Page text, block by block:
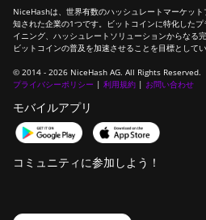
NiceHashは、世界有数のハッシュレートマーケッ
知された企業の1つです。ビットコインに特化した
イニング、ハッシュレートソリューションからなる
ビットコインの普及を加速させることを目標としてい
© 2014 - 2026 NiceHash AG. All Rights Reserved.
プライバシーポリシー | 利用規約 | お問い合わせ
モバイルアプリ
コミュニティに参加しよう！